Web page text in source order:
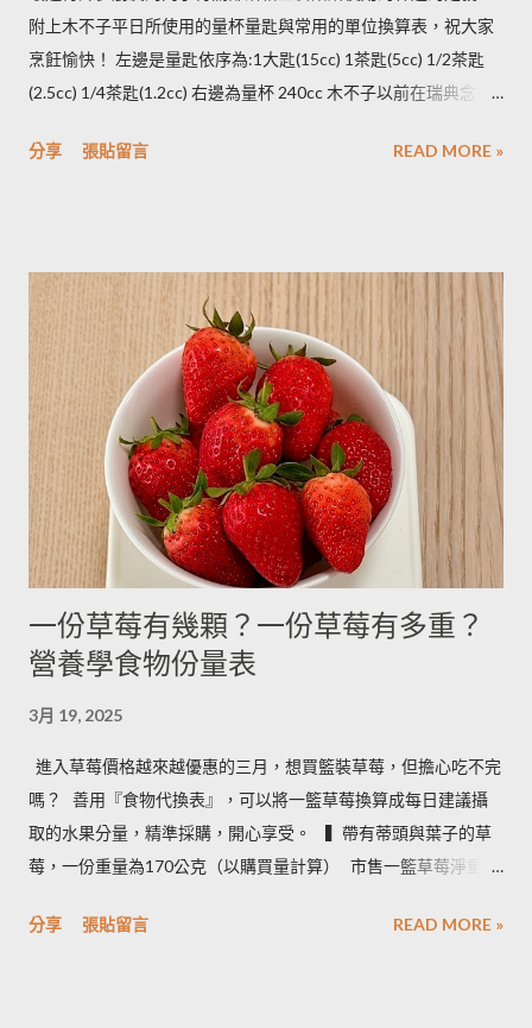
所以解凍馬鈴薯塊時馬鈴薯會出水，不同的馬鈴薯品種，出水程
度不同，可依料理需求選擇；冷凍庫的幸福生活提案一書提到：
將馬鈴薯壓成泥，可以改善馬鈴薯解凍後水水軟軟的狀態。木不
被附近的馬鈴薯泥吸收。 2014/12/12補充from Patty： 1.新鮮現
落擺放三個月。...
附上木不子平日所使用的量杯量匙與常用的單位換算表，祝大家
烹飪愉快！ 左邊是量匙依序為:1大匙(15cc) 1茶匙(5cc) 1/2茶匙
(2.5cc) 1/4茶匙(1.2cc) 右邊為量杯 240cc 木不子以前在瑞典念書
用材料容量重量換算表 名稱 1 小匙 (1t) 1 大匙(1T) 1 杯(1cup)
3.9g --------- --------- 可可粉 2g 6g 80g 乾酵母 3.3g 10g --------- 吉
利丁粉 3.3g 10g 細鹽 4.3g 13g ---------- 細砂糖 4g 13g 170g 粗砂
糖 4g 13g 170g 糖粉 2g 6g 100g 蜂蜜 7g 22g 290g 沙拉油 4g
14g 190g 鮮奶油 5g 15g 200g 奶油 4.5g 14g 205g 酥油 4g 13g
180g 牛奶 6g 17g 210g 煉乳 6g 17.5g 240g 優格 5g 15g 210g 清
水 5g 15g 200g 可可粉 2g 6g 80g 即溶咖啡 2g 6g 70g 葡萄乾 ----
- ------- 170g 引用自 Mami的魔法廚房 ...
分享 張貼留言 READ MORE »
一份草莓有幾顆？一份草莓有多重？
營養學食物份量表
3月 19, 2025
進入草莓價格越來越優惠的三月，想買籃裝草莓，但擔心吃不完
嗎？ ​ 善用『食物代換表』，可以將一籃草莓換算成每日建議攝
取的水果分量，精準採購，開心享受。 ​ ​ ▍帶有蒂頭與葉子的草
莓，一份重量為170公克（以購買量計算） ​ 市售一籃草莓淨重為
損傷、撞傷等狀況） ​ • 1500 × 0.95 ÷ 170＝8.3 約可提供８份水
分享 張貼留言 READ MORE »